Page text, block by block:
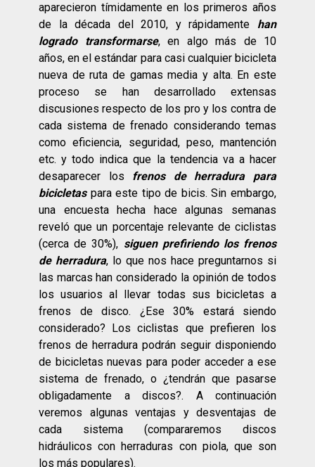
aparecieron tímidamente en los primeros años
de la década del 2010, y rápidamente han
logrado transformarse, en algo más de 10
años, en el estándar para casi cualquier bicicleta
nueva de ruta de gamas media y alta. En este
proceso se han desarrollado extensas
discusiones respecto de los pro y los contra de
cada sistema de frenado considerando temas
como eficiencia, seguridad, peso, mantención
etc. y todo indica que la tendencia va a hacer
desaparecer los frenos de herradura para
bicicletaspara este tipo de bicis. Sin embargo,
una encuesta hecha hace algunas semanas
reveló que un porcentaje relevante de ciclistas
(cerca de 30%), siguen prefiriendo los frenos
de herradura, lo que nos hace preguntarnos si
las marcas han considerado la opinión de todos
los usuarios al llevar todas sus bicicletas a
frenos de disco. ¿Ese 30% estará siendo
considerado? Los ciclistas que prefieren los
frenos de herradura podrán seguir disponiendo
de bicicletas nuevas para poder acceder a ese
sistema de frenado, o ¿tendrán que pasarse
obligadamente a discos?. A continuación
veremos algunas ventajas y desventajas de
cada sistema (compararemos discos
hidráulicos con herraduras con piola, que son
los más populares).